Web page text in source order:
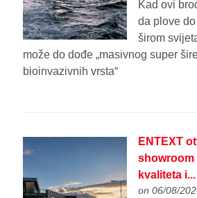
Kad ovi
da plove
širom
može do dođe „masivnog super
bioinvazivnih vrsta“
ENTEXT
showroom
kvaliteta i...
on 06/08/